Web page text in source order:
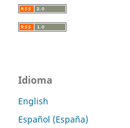
Idioma
English
Español (España)